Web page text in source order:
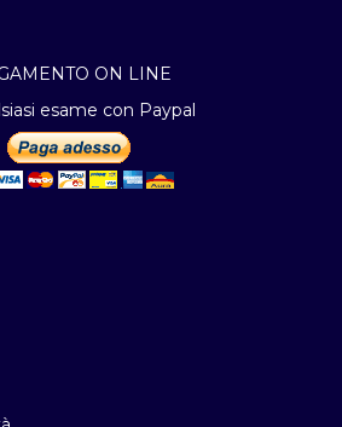
ON LINE
esame con Paypal